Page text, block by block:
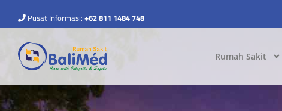
Pusat Informasi: +62 811 1484 748
Rumah Sakit